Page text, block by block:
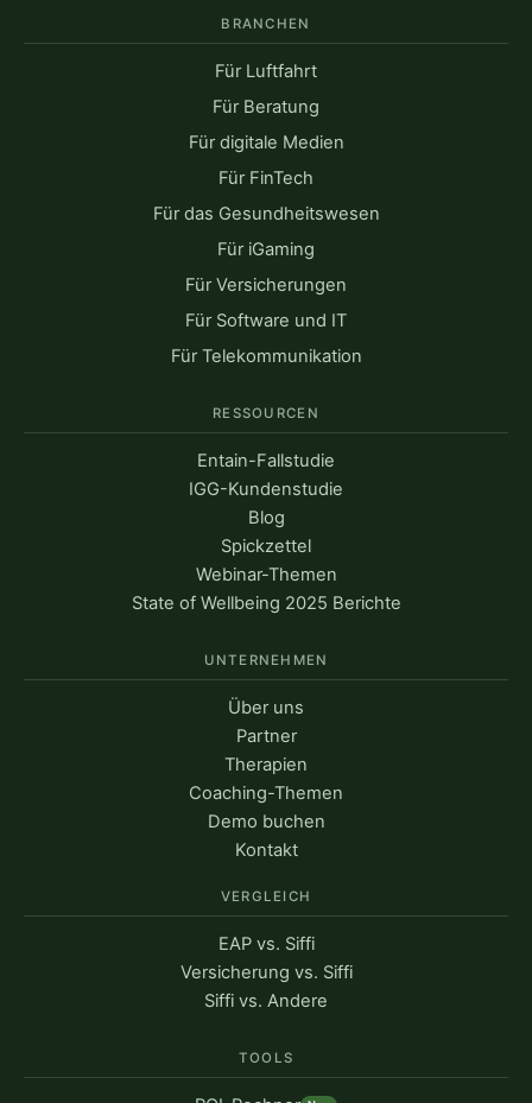
BRANCHEN
Für Luftfahrt
Für Beratung
Für digitale Medien
Für FinTech
Für das Gesundheitswesen
Für iGaming
Für Versicherungen
Für Software und IT
Für Telekommunikation
RESSOURCEN
Entain-Fallstudie
IGG-Kundenstudie
Blog
Spickzettel
Webinar-Themen
State of Wellbeing 2025 Berichte
UNTERNEHMEN
Über uns
Partner
Therapien
Coaching-Themen
Demo buchen
Kontakt
VERGLEICH
EAP vs. Siffi
Versicherung vs. Siffi
Siffi vs. Andere
TOOLS